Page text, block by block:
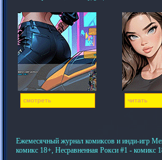
смотреть читать
Ежемесячный журнал комиксов и инди-игр
комикс 18+, Несравненная Рокси #1 -